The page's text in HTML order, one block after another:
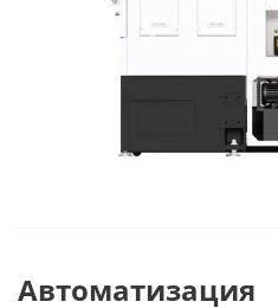
Автоматизация